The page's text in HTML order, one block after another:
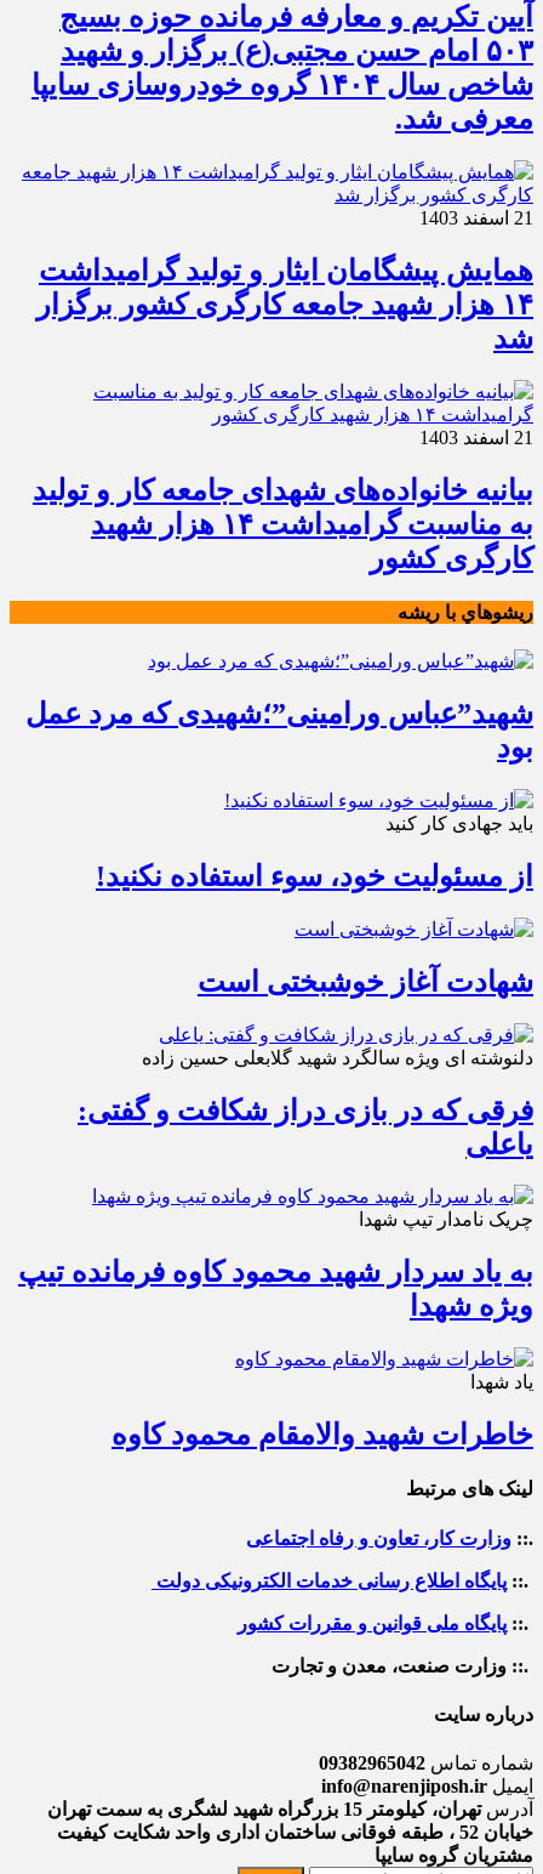
آیین تکریم و معارفه فرمانده حوزه بسیج
۵۰۳ امام حسن مجتبی(ع) برگزار و شهید
شاخص سال ۱۴۰۴ گروه خودروسازی سایپا
معرفی شد.
21 اسفند 1403
همایش پیشگامان ایثار و تولید گرامیداشت
۱۴ هزار شهید جامعه کارگری کشور برگزار
شد
21 اسفند 1403
بیانیه خانواده‌های شهدای جامعه کار و تولید
به مناسبت گرامیداشت ۱۴ هزار شهید
کارگری کشور
ريشوهاي با ريشه
شهید”عباس ورامینی”؛شهیدی که مرد عمل
بود
باید جهادی کار کنید
از مسئولیت خود، سوء استفاده نکنید!
شهادت آغاز خوشبختی است
دلنوشته ای ویژه سالگرد شهید گلابعلی حسین زاده
فرقی که در بازی دراز شکافت و گفتی:
یاعلی
چریک نامدار تیپ شهدا
به یاد سردار شهید محمود کاوه فرمانده تیپ
ویژه شهدا
یاد شهدا
خاطرات شهید والامقام محمود کاوه‌
لینک های مرتبط
.:: وزارت کار، تعاون و رفاه اجتماعی
.:: پایگاه اطلاع رسانی خدمات الکترونیکی دولت
.:: پایگاه ملی قوانین و مقررات کشور
.:: وزارت صنعت، معدن و تجارت
درباره سایت
شماره تماس 09382965042
ایمیل info@narenjiposh.ir
آدرس
تهران، کیلومتر 15 بزرگراه شهید لشگری به سمت تهران
خیابان 52 ، طبقه فوقانی ساختمان اداری واحد شکایت کیفیت
مشتریان گروه سایپا